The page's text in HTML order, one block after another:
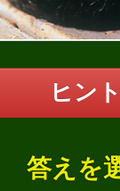
ヒン
答えを